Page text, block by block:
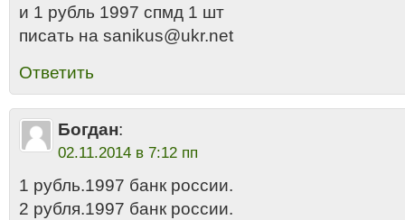
и 1 рубль 1997 спмд 1 шт
писать на sanikus@ukr.net
Ответить
Богдан:
02.11.2014 в 7:12 пп
1 рубль.1997 банк россии.
2 рубля.1997 банк россии.